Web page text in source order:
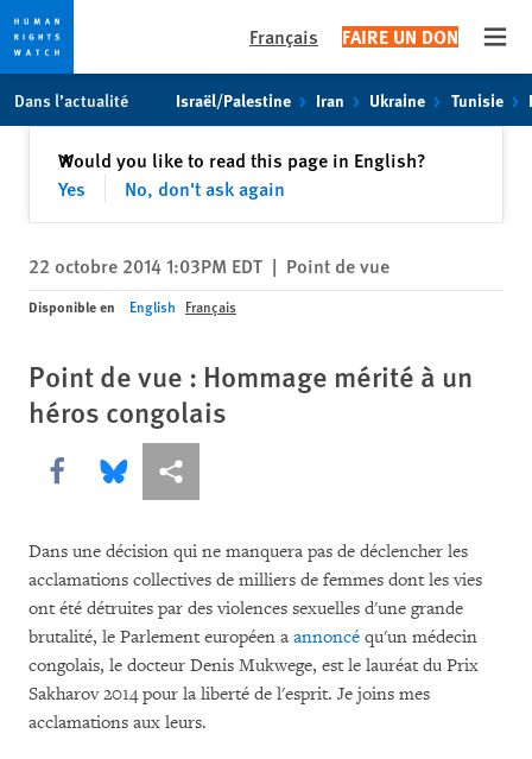
toto
content
Français FAIRE UN DON
Dans l’actualité Israël/Palestine Iran Ukraine Tunisie
Would you like to read this page in English?
Yes
No, don't ask again
✕Fermer
22 octobre 2014 1:03PM EDT | Point de vue
Disponible en English Français
Point de vue : Hommage mérité à un
héros congolais
Share this via Facebook
Share this via Bluesky
Share this via Partagez
Dans une décision qui ne manquera pas de déclencher les
acclamations collectives de milliers de femmes dont les vies
ont été détruites par des violences sexuelles d'une grande
brutalité, le Parlement européen a annoncé qu'un médecin
congolais, le docteur Denis Mukwege, est le lauréat du Prix
Sakharov 2014 pour la liberté de l'esprit. Je joins mes
acclamations aux leurs.